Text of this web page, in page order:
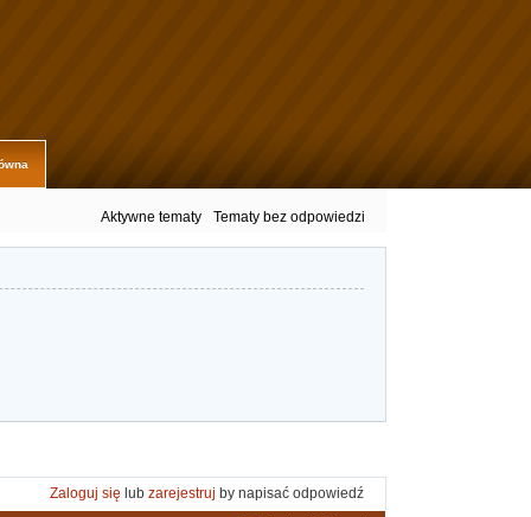
Aktywne tematy Tematy bez odpowiedzi
Zaloguj się lub zarejestruj by napisać odpowiedź